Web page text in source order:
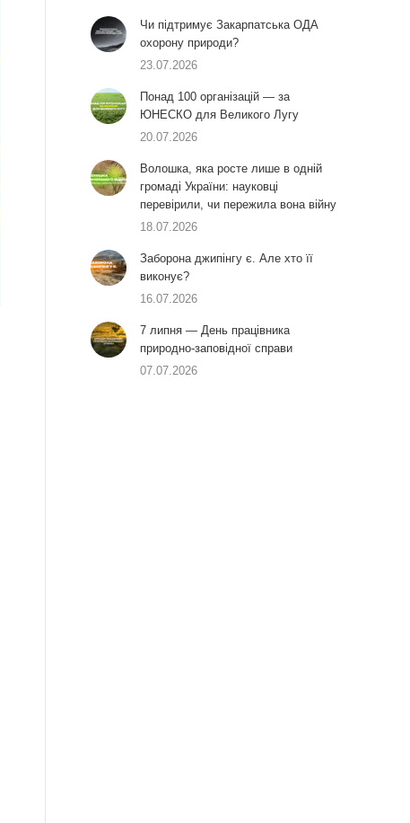
Чи підтримує Закарпатська ОДА
охорону природи?
23.07.2026
Понад 100 організацій — за
ЮНЕСКО для Великого Лугу
20.07.2026
Волошка, яка росте лише в одній
громаді України: науковці
перевірили, чи пережила вона війну
18.07.2026
Заборона джипінгу є. Але хто її
виконує?
16.07.2026
7 липня — День працівника
природно-заповідної справи
07.07.2026